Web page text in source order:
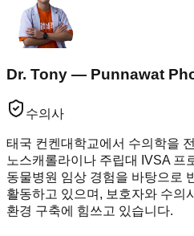
Dr. Tony — Punnawat
수의사
태국 컨켄대학교에서 수의학을
노스캐롤라이나 주립대 IVSA 프
동물병원 임상 경험을 바탕으로
활동하고 있으며, 보호자와 수의
환경 구축에 힘쓰고 있습니다.